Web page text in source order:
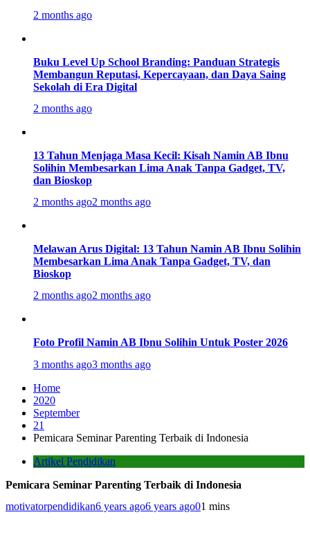
2 months ago
Buku Level Up School Branding: Panduan Strategis
Membangun Reputasi, Kepercayaan, dan Daya Saing
Sekolah di Era Digital
2 months ago
13 Tahun Menjaga Masa Kecil: Kisah Namin AB Ibnu
Solihin Membesarkan Lima Anak Tanpa Gadget, TV,
dan Bioskop
2 months ago2 months ago
Melawan Arus Digital: 13 Tahun Namin AB Ibnu Solihin
Membesarkan Lima Anak Tanpa Gadget, TV, dan
Bioskop
2 months ago2 months ago
Foto Profil Namin AB Ibnu Solihin Untuk Poster 2026
3 months ago3 months ago
Home
2020
September
21
Pemicara Seminar Parenting Terbaik di Indonesia
Artikel Pendidikan
Pemicara Seminar Parenting Terbaik di Indonesia
motivatorpendidikan6 years ago6 years ago01 mins